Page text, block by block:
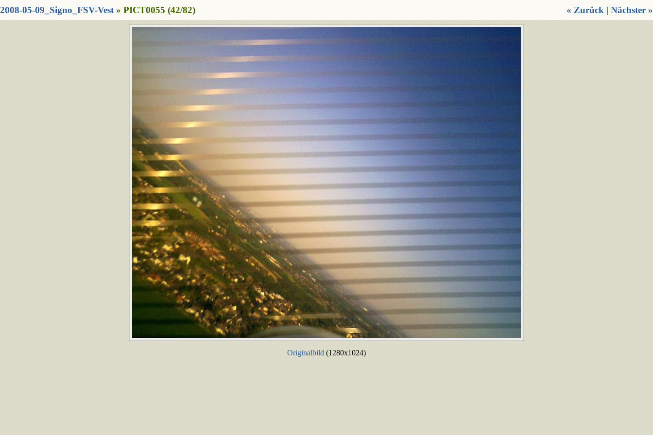
« Zurück | Nächster »
2008-05-09_Signo_FSV-Vest » PICT0055 (42/82)
Originalbild (1280x1024)